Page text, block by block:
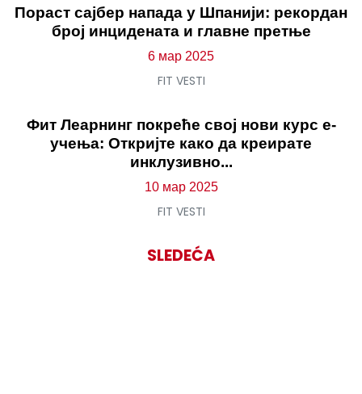
Пораст сајбер напада у Шпанији: рекордан
број инцидената и главне претње
6 мар 2025
FIT VESTI
Фит Леарнинг покреће свој нови курс е-
учења: Откријте како да креирате
инклузивно...
10 мар 2025
FIT VESTI
SLEDEĆA